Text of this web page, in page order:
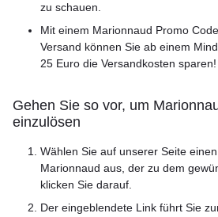
zu schauen.
Mit einem Marionnaud Promo
Versand können Sie ab einem
25 Euro die Versandkosten sparen!
Gehen Sie so vor, um
einzulösen
Wählen Sie auf unserer Seite
Marionnaud aus, der zu dem
klicken Sie darauf.
Der eingeblendete Link führt Sie